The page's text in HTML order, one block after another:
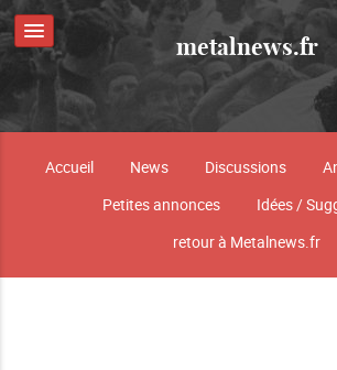
metalnews.fr
Accueil News Discussions
Petites annonces
Idées /
retour à Metalnews.fr